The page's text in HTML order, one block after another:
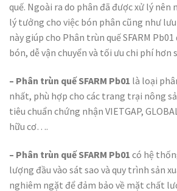
quế. Ngoài ra do phân đã được xử lý nên
lý tưởng cho việc bón phân cũng như
này giúp cho Phân trùn quế SFARM
bón, dễ vận chuyển và tối ưu chi phí hơn
– Phân trùn quế SFARM Pb01 là loại
nhất, phù hợp cho các trang trại nông
tiêu chuẩn chứng nhận VIETGAP,
hữu cơ….
– Phân trùn quế SFARM Pb01 có hệ
lượng đầu vào sát sao và quy trình sản
nghiêm ngặt để đảm bảo về mặt chất